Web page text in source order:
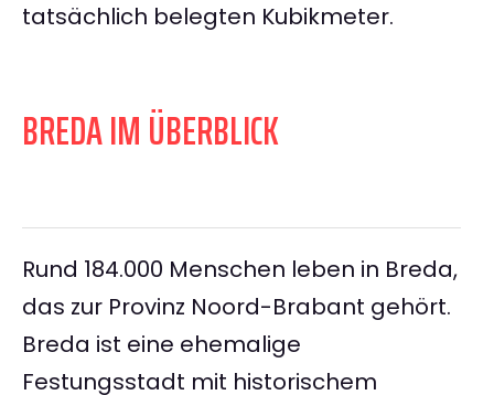
tatsächlich belegten Kubikmeter.
BREDA IM ÜBERBLICK
Rund 184.000 Menschen leben in Breda,
das zur Provinz Noord-Brabant gehört.
Breda ist eine ehemalige
Festungsstadt mit historischem